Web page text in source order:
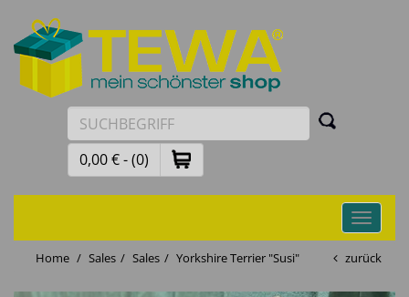
0,00 € - (0)
Toggle
Home
Sales Sales Yorkshire Terrier "Susi" zurück